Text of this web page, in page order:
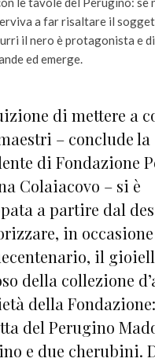
a far risaltare il
il nero è protagonista e
ed emerge.
di mettere a
– conclude la
di Fondazione
Colaiacovo – si è
a partire dal
in
il
della collezione
della
del Perugino
e due cherubini.